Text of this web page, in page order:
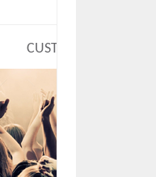
CUSTOM HTML